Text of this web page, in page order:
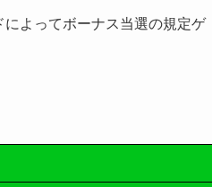
よってボーナス当選の規定ゲ